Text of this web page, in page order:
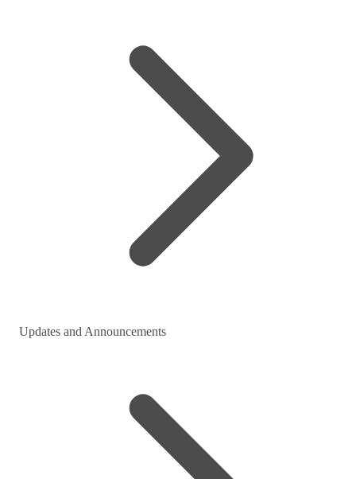
Updates and Announcements